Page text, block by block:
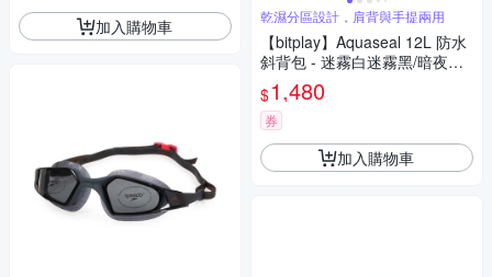
加入購物車 乾濕分區設計，肩背與手提兩用
【bitplay】Aquaseal 12L 防水
斜背包 - 迷霧白迷霧黑/暗夜黑/
戶外/旅遊/收納/海邊/泳池/墾丁/
沖繩
$1,480
券
加入購物車